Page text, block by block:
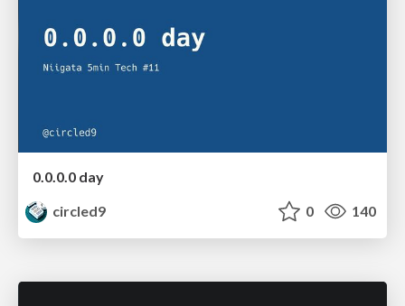
0.0.0.0 day
circled9
0 140